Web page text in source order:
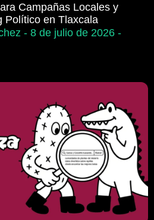
Campañas Locales y
Político en Tlaxcala
8 de julio de 2026